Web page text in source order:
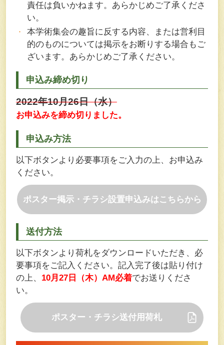
責任は負いかねます。あらかじめご了承くださ
い。
本学術集会の趣旨に反する内容、または営利目
的のものについては掲示をお断りする場合もご
ざいます。あらかじめご了承ください。
申込み締め切り
2022年10月26日（水）
お申込みを締め切りました。
申込み方法
以下ボタンより必要事項をご入力の上、お申込み
ください。
ポスター掲示・チラシ設置申込みはこちらから
送付方法
以下ボタンより荷札をダウンロードいただき、必
要事項をご記入ください。記入完了後は貼り付け
の上、 10月27日（木）AM必着でお送りくださ
い。
ポスター・チラシ送付用荷札